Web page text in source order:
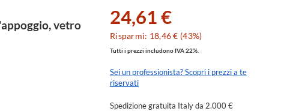
vetro
24,61 €
Risparmi: 18,46 € (43%)
Tutti i prezzi includono IVA 22%.
Sei un professionista? Scopri i prezzi a te
riservati
Spedizione gratuita Italy da 2.000 €